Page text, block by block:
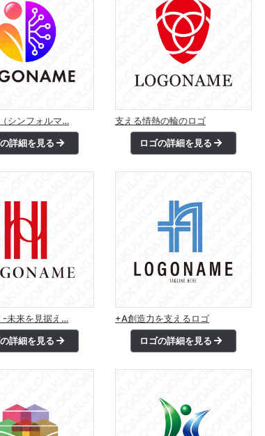
シンフォルマ…
詳細を見る
支える情熱の輪のロゴ
ロゴの詳細を見る
-未来を見据え…
詳細を見る
+A創造力を支えるロゴ
ロゴの詳細を見る